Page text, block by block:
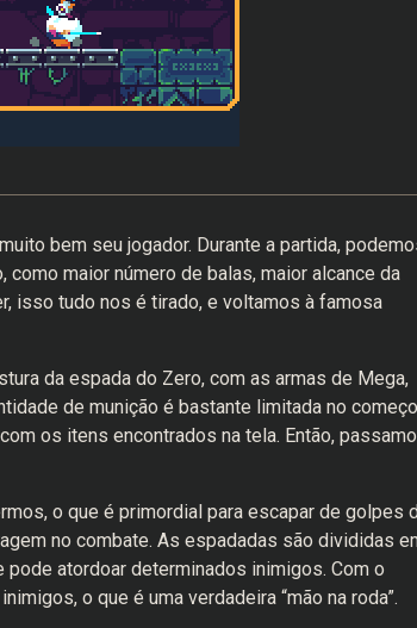
bem seu jogador. Durante a partida,
maior número de balas, maior alcance da
isso tudo nos é tirado, e voltamos à famosa
da espada do Zero, com as armas de Mega,
de munição é bastante limitada no
os itens encontrados na tela. Então,
o que é primordial para escapar de golpes
no combate. As espadadas são divididas
pode atordoar determinados inimigos. Com o
o que é uma verdadeira “mão na roda”.